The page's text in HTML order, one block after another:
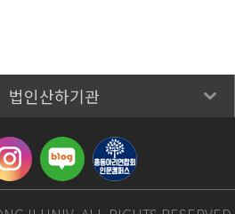
법인산하기관